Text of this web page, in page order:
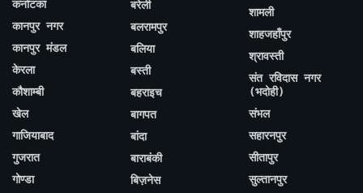
कर्नाटका
कानपुर नगर
कानपुर मंडल
केरला
कौशाम्बी
खेल
गाजियाबाद
गुजरात
गोण्डा
बरेली
बलरामपुर
बलिया
बस्ती
बहराइच
बागपत
बांदा
बाराबंकी
बिज़नेस
शामली
शाहजहाँपुर
श्रावस्ती
संत रविदास नगर
(भदोही)
संभल
सहारनपुर
सीतापुर
सुल्तानपुर